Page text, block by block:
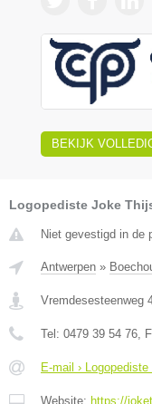
BEKIJK
Logopediste Joke
Niet gevestigd in de
Antwerpen »
Vremdesesteenweg
Tel: 0479 39 54 76,
E-mail ›
Website: https://